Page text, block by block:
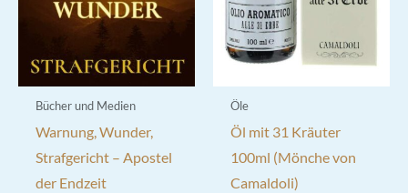
Bücher und Medien
Warnung, Wunder,
Strafgericht – Apostel
der Endzeit
Öle
Öl mit 31 Kräuter
100ml (Mönche von
Camaldoli)